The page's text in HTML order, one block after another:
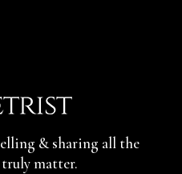
& sharing all the
matter.